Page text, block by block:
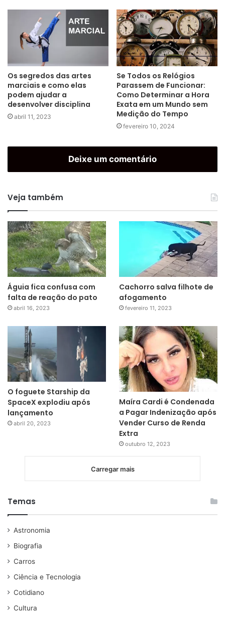
Os segredos das artes
marciais e como elas
podem ajudar a
desenvolver disciplina
abril 11, 2023
Se Todos os Relógios
Parassem de Funcionar:
Como Determinar a Hora
Exata em um Mundo sem
Medição do Tempo
fevereiro 10, 2024
Deixe um comentário
Veja também
Águia fica confusa com
falta de reação do pato
abril 16, 2023
Cachorro salva filhote de
afogamento
fevereiro 11, 2023
O foguete Starship da
SpaceX explodiu após
lançamento
abril 20, 2023
Maíra Cardi é Condenada
a Pagar Indenização após
Vender Curso de Renda
Extra
outubro 12, 2023
Carregar mais
Temas
Astronomia
Biografia
Carros
Ciência e Tecnologia
Cotidiano
Cultura